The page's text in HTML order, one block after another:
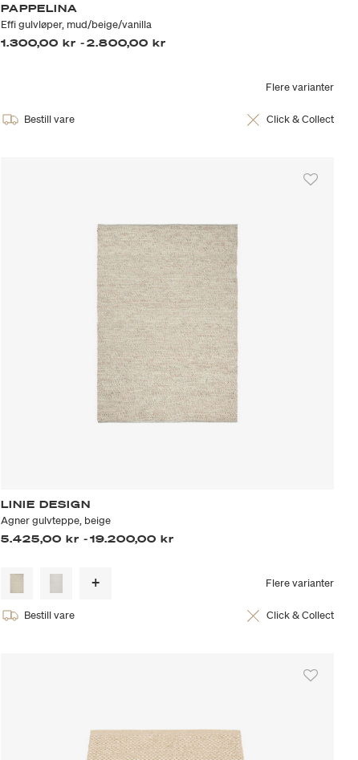
PAPPELINA
Effi gulvløper, mud/beige/vanilla
1.300,00 kr-2.800,00 kr
Flere varianter
Bestill vare Click & Collect
LINIE DESIGN
Agner gulvteppe, beige
5.425,00 kr-19.200,00 kr
Flere varianter
Bestill vare Click & Collect